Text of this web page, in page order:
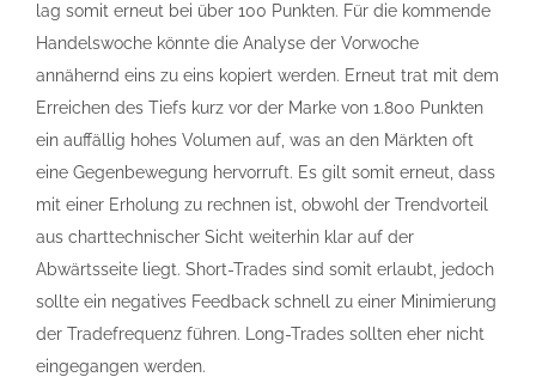
lag somit erneut bei über 100 Punkten. Für die kommende
Handelswoche könnte die Analyse der Vorwoche
annähernd eins zu eins kopiert werden. Erneut trat mit dem
Erreichen des Tiefs kurz vor der Marke von 1.800 Punkten
ein auffällig hohes Volumen auf, was an den Märkten oft
eine Gegenbewegung hervorruft. Es gilt somit erneut, dass
mit einer Erholung zu rechnen ist, obwohl der Trendvorteil
aus charttechnischer Sicht weiterhin klar auf der
Abwärtsseite liegt. Short-Trades sind somit erlaubt, jedoch
sollte ein negatives Feedback schnell zu einer Minimierung
der Tradefrequenz führen. Long-Trades sollten eher nicht
eingegangen werden.